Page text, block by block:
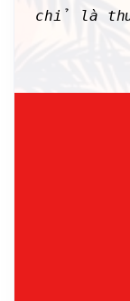
chỉ là thử